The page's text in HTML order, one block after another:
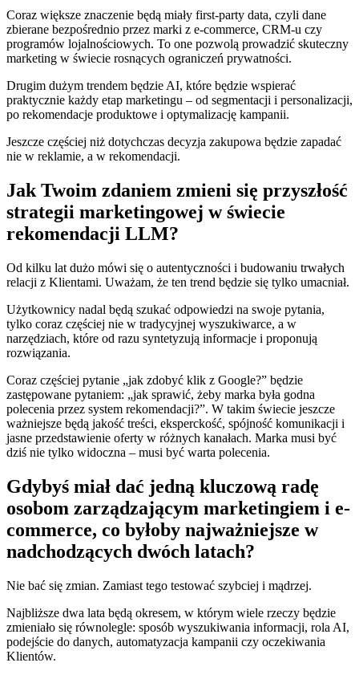
Coraz większe znaczenie będą miały first-party data, czyli dane
zbierane bezpośrednio przez marki z e-commerce, CRM-u czy
programów lojalnościowych. To one pozwolą prowadzić skuteczny
marketing w świecie rosnących ograniczeń prywatności.
Drugim dużym trendem będzie AI, które będzie wspierać
praktycznie każdy etap marketingu – od segmentacji i personalizacji,
po rekomendacje produktowe i optymalizację kampanii.
Jeszcze częściej niż dotychczas decyzja zakupowa będzie zapadać
nie w reklamie, a w rekomendacji.
Jak Twoim zdaniem zmieni się przyszłość
strategii marketingowej w świecie
rekomendacji LLM?
Od kilku lat dużo mówi się o autentyczności i budowaniu trwałych
relacji z Klientami. Uważam, że ten trend będzie się tylko umacniał.
Użytkownicy nadal będą szukać odpowiedzi na swoje pytania,
tylko coraz częściej nie w tradycyjnej wyszukiwarce, a w
narzędziach, które od razu syntetyzują informacje i proponują
rozwiązania.
Coraz częściej pytanie „jak zdobyć klik z Google?” będzie
zastępowane pytaniem: „jak sprawić, żeby marka była godna
polecenia przez system rekomendacji?”. W takim świecie jeszcze
ważniejsze będą jakość treści, eksperckość, spójność komunikacji i
jasne przedstawienie oferty w różnych kanałach. Marka musi być
dziś nie tylko widoczna – musi być warta polecenia.
Gdybyś miał dać jedną kluczową radę
osobom zarządzającym marketingiem i e-
commerce, co byłoby najważniejsze w
nadchodzących dwóch latach?
Nie bać się zmian. Zamiast tego testować szybciej i mądrzej.
Najbliższe dwa lata będą okresem, w którym wiele rzeczy będzie
zmieniało się równolegle: sposób wyszukiwania informacji, rola AI,
podejście do danych, automatyzacja kampanii czy oczekiwania
Klientów.